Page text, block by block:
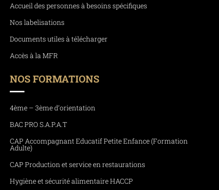
Accueil des personnes à besoins spécifiques
Nos labelisations
Documents utiles à télécharger
Accès à la MFR
NOS FORMATIONS
4ème – 3ème d’orientation
BAC PRO S.A.P.A.T
CAP Accompagnant Educatif Petite Enfance (Formation
Adulte)
CAP Production et service en restaurations
Hygiène et sécurité alimentaire HACCP